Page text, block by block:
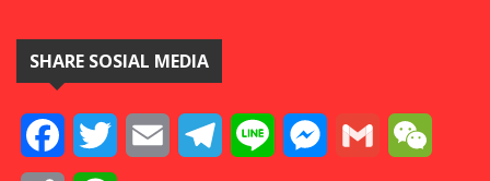
SHARE SOSIAL MEDIA
FacebookTwitter Email TelegramLine Messenger
Gmail